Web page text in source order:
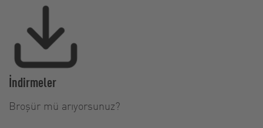
İndirmeler
Broşür mü arıyorsunuz?